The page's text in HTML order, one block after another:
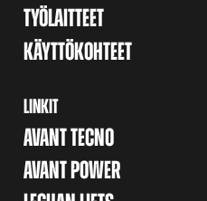
TYÖLAITTEET
KÄYTTÖKOHTEET
LINKIT
AVANT TECNO
AVANT POWER